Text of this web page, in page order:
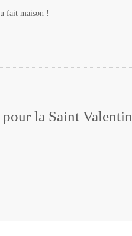
fait maison !
la Saint Valentin